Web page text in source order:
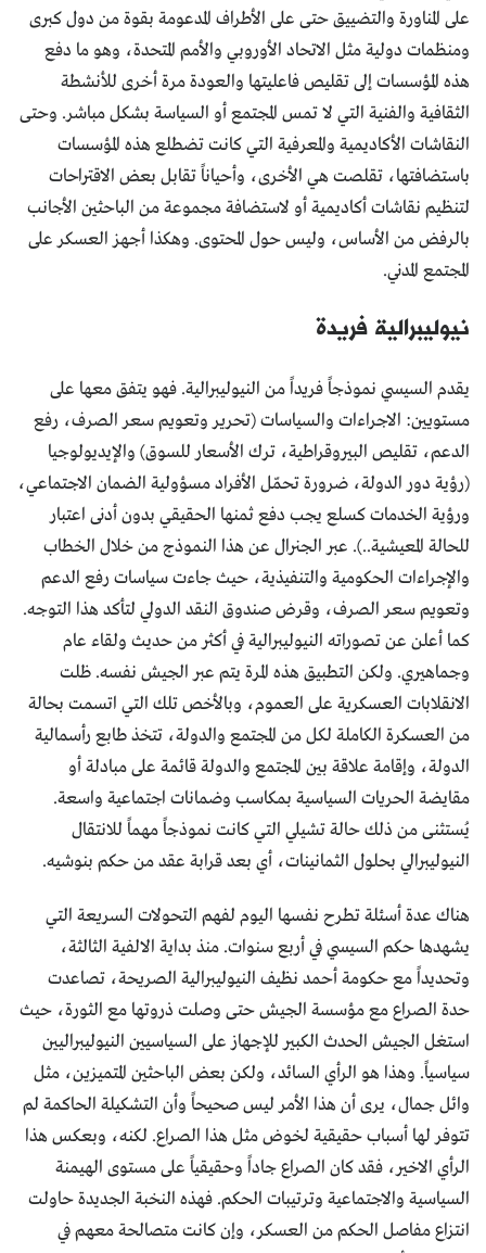
على المناورة والتضييق حتى على الأطراف المدعومة بقوة من دول كبرى
ومنظمات دولية مثل الاتحاد الأوروبي والأمم المتحدة، وهو ما دفع
هذه المؤسسات إلى تقليص فاعليتها والعودة مرة أخرى للأنشطة
الثقافية والفنية التي لا تمس المجتمع أو السياسة بشكل مباشر. وحتى
النقاشات الأكاديمية والمعرفية التي كانت تضطلع هذه المؤسسات
باستضافتها، تقلصت هي الأخرى، وأحياناً تقابل بعض الاقتراحات
لتنظيم نقاشات أكاديمية أو لاستضافة مجموعة من الباحثين الأجانب
بالرفض من الأساس، وليس حول المحتوى. وهكذا أجهز العسكر على
المجتمع المدني.
نيوليبرالية فريدة
يقدم السيسي نموذجاً فريداً من النيوليبرالية. فهو يتفق معها على
مستويين: الاجراءات والسياسات (تحرير وتعويم سعر الصرف، رفع
الدعم، تقليص البيروقراطية، ترك الأسعار للسوق) والإيديولوجيا
(رؤية دور الدولة، ضرورة تحمّل الأفراد مسؤولية الضمان الاجتماعي،
ورؤية الخدمات كسلع يجب دفع ثمنها الحقيقي بدون أدنى اعتبار
للحالة المعيشية..). عبر الجنرال عن هذا النموذج من خلال الخطاب
والإجراءات الحكومية والتنفيذية، حيث جاءت سياسات رفع الدعم
وتعويم سعر الصرف، وقرض صندوق النقد الدولي لتأكد هذا التوجه.
كما أعلن عن تصوراته النيوليبرالية في أكثر من حديث ولقاء عام
وجماهيري. ولكن التطبيق هذه المرة يتم عبر الجيش نفسه. ظلت
الانقلابات العسكرية على العموم، وبالأخص تلك التي اتسمت بحالة
من العسكرة الكاملة لكل من المجتمع والدولة، تتخذ طابع رأسمالية
الدولة، وإقامة علاقة بين المجتمع والدولة قائمة على مبادلة أو
مقايضة الحريات السياسية بمكاسب وضمانات اجتماعية واسعة.
يُستثنى من ذلك حالة تشيلي التي كانت نموذجاً مهماً للانتقال
النيوليبرالي بحلول الثمانينات، أي بعد قرابة عقد من حكم بنوشيه.
هناك عدة أسئلة تطرح نفسها اليوم لفهم التحولات السريعة التي
يشهدها حكم السيسي في أربع سنوات. منذ بداية الالفية الثالثة،
وتحديداً مع حكومة أحمد نظيف النيوليبرالية الصريحة، تصاعدت
حدة الصراع مع مؤسسة الجيش حتى وصلت ذروتها مع الثورة، حيث
استغل الجيش الحدث الكبير للإجهاز على السياسيين النيوليبراليين
سياسياً. وهذا هو الرأي السائد، ولكن بعض الباحثين المتميزين، مثل
وائل جمال، يرى أن هذا الأمر ليس صحيحاً وأن التشكيلة الحاكمة لم
تتوفر لها أسباب حقيقية لخوض مثل هذا الصراع. لكنه، وبعكس هذا
الرأي الاخير، فقد كان الصراع جاداً وحقيقياً على مستوى الهيمنة
السياسية والاجتماعية وترتيبات الحكم. فهذه النخبة الجديدة حاولت
انتزاع مفاصل الحكم من العسكر، وإن كانت متصالحة معهم في